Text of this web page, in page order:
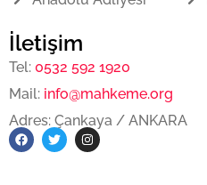
İletişim
Tel: 0532 592 1920
Mail: info@mahkeme.org
Adres: Çankaya / ANKARA